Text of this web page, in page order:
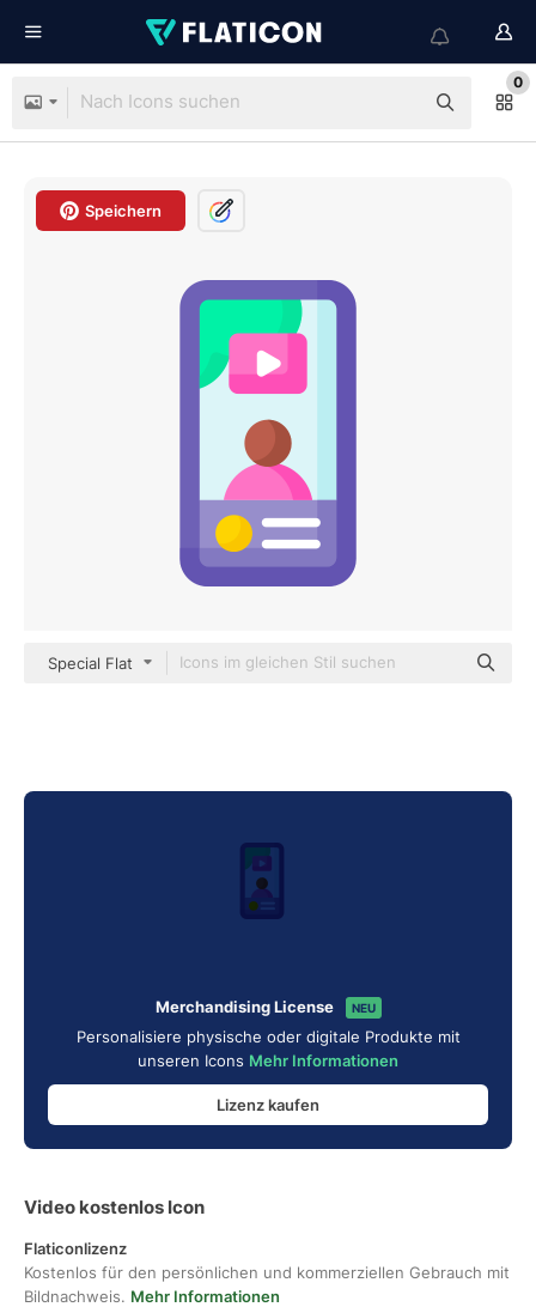
0
Speichern
Special Flat
Merchandising License NEU
Personalisiere physische oder digitale Produkte mit
unseren Icons Mehr Informationen
Lizenz kaufen
Video kostenlos Icon
Flaticonlizenz
Kostenlos für den persönlichen und kommerziellen Gebrauch mit
Bildnachweis. Mehr Informationen